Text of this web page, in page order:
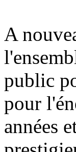
A
public
pour
années